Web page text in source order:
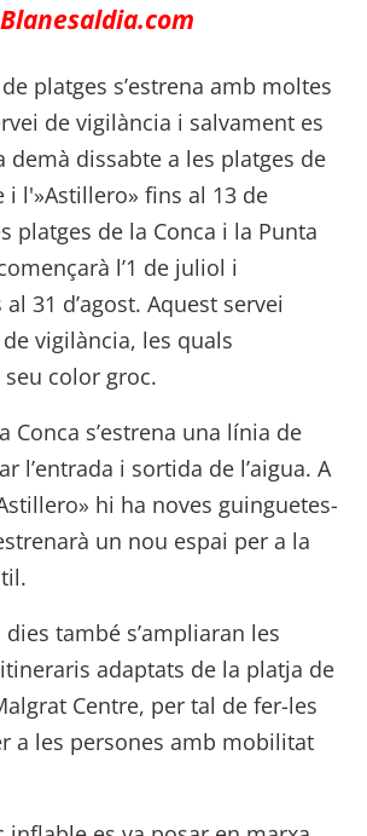
Blanesaldia.com
platges s’estrena amb moltes
de vigilància i salvament es
demà dissabte a les platges de
i l'»Astillero» fins al 13 de
platges de la Conca i la Punta
l’1 de juliol i
al 31 d’agost. Aquest servei
vigilància, les quals
color groc.
Conca s’estrena una línia de
l’entrada i sortida de l’aigua. A
hi ha noves guinguetes-
un nou espai per a la
també s’ampliaran les
adaptats de la platja de
Centre, per tal de fer-les
a les persones amb mobilitat